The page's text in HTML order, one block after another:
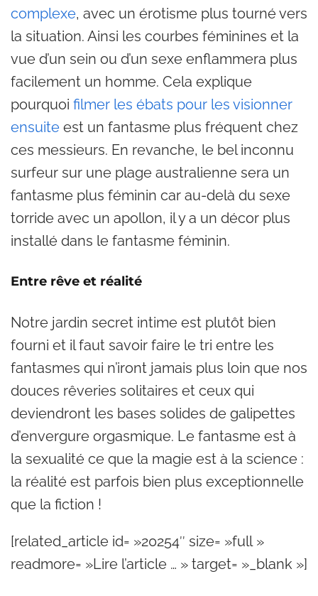
complexe, avec un érotisme plus tourné vers
la situation. Ainsi les courbes féminines et la
vue d’un sein ou d’un sexe enflammera plus
facilement un homme. Cela explique
pourquoi filmer les ébats pour les visionner
ensuite est un fantasme plus fréquent chez
ces messieurs. En revanche, le bel inconnu
surfeur sur une plage australienne sera un
fantasme plus féminin car au-delà du sexe
torride avec un apollon, il y a un décor plus
installé dans le fantasme féminin.
Entre rêve et réalité
Notre jardin secret intime est plutôt bien
fourni et il faut savoir faire le tri entre les
fantasmes qui n’iront jamais plus loin que nos
douces rêveries solitaires et ceux qui
deviendront les bases solides de galipettes
d’envergure orgasmique. Le fantasme est à
la sexualité ce que la magie est à la science :
la réalité est parfois bien plus exceptionnelle
que la fiction !
[related_article id= »20254″ size= »full »
readmore= »Lire l’article … » target= »_blank »]